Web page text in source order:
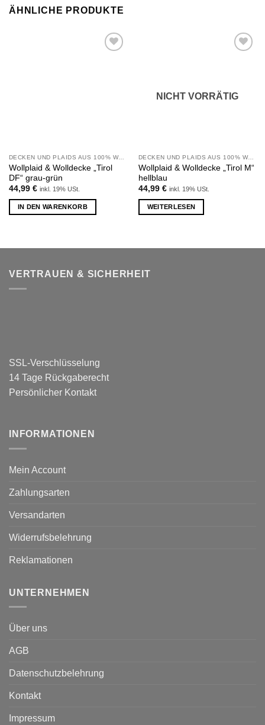
ÄHNLICHE PRODUKTE
DECKEN UND PLAIDS AUS 100% WOLLE
Wollplaid & Wolldecke „Tirol
DF“ grau-grün
44,99 € inkl. 19% USt.
IN DEN WARENKORB
NICHT VORRÄTIG
DECKEN UND PLAIDS AUS 100% WOLLE
Wollplaid & Wolldecke „Tirol M“
hellblau
44,99 € inkl. 19% USt.
WEITERLESEN
VERTRAUEN & SICHERHEIT
SSL-Verschlüsselung
14 Tage Rückgaberecht
Persönlicher Kontakt
INFORMATIONEN
Mein Account
Zahlungsarten
Versandarten
Widerrufsbelehrung
Reklamationen
UNTERNEHMEN
Über uns
AGB
Datenschutzbelehrung
Kontakt
Impressum